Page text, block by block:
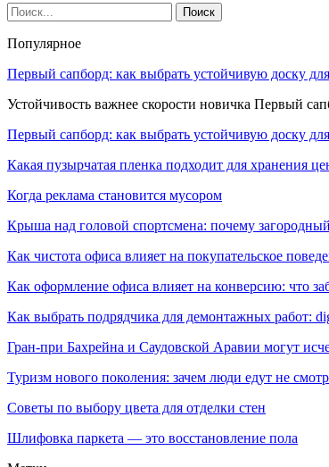
Популярное
Первый сапборд: как выбрать устойчивую доску
Устойчивость важнее скорости новичка Первый
Первый сапборд: как выбрать устойчивую доску
Какая пузырчатая пленка подходит для хранения
Когда реклама становится мусором
Крыша над головой спортсмена: почему
Как чистота офиса влияет на покупательское
Как оформление офиса влияет на конверсию: что
Как выбрать подрядчика для демонтажных работ:
Гран-при Бахрейна и Саудовской Аравии могут
Туризм нового поколения: зачем люди едут не
Советы по выбору цвета для отделки стен
Шлифовка паркета — это восстановление пола